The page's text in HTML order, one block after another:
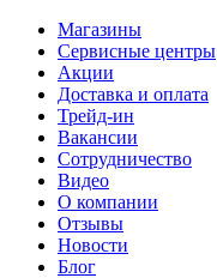
Магазины
Сервисные центры
Акции
Доставка и оплата
Трейд-ин
Вакансии
Сотрудничество
Видео
О компании
Отзывы
Новости
Блог